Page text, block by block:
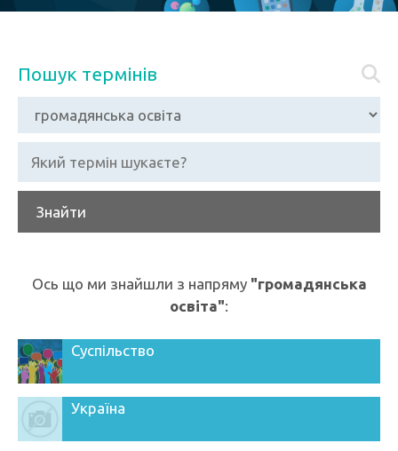
Пошук термінів
Знайти
Ось що ми знайшли з напряму "громадянська
освіта":
Суспільство
Україна